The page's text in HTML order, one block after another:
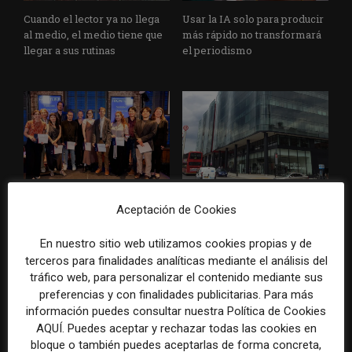
Cuando el lector ya no llega
al medio, el medio tiene que
llegar a sus rutinas
Usar la IA solo para producir
más rápido no transformará
el periodismo
para las redacciones: menos
más método periodístico
grandes medios rediseñan
que no existían hace cinco
años
Aceptación de Cookies
En nuestro sitio web utilizamos cookies propias y de
terceros para finalidades analíticas mediante el análisis del
tráfico web, para personalizar el contenido mediante sus
preferencias y con finalidades publicitarias. Para más
información puedes consultar nuestra Política de Cookies
AQUÍ. Puedes aceptar y rechazar todas las cookies en
bloque o también puedes aceptarlas de forma concreta,